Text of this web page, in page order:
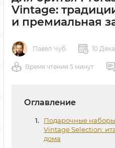
Vintage:
и премиальная
Павел Чуб 10
Время чтения 5 минут
Оглавление
Подарочные наборы
Vintage Selection:
дома